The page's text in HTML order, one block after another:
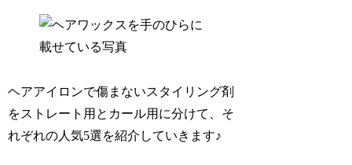
ヘアアイロンで傷まないスタイリング剤
をストレート用とカール用に分けて、そ
れぞれの人気5選を紹介していきます♪